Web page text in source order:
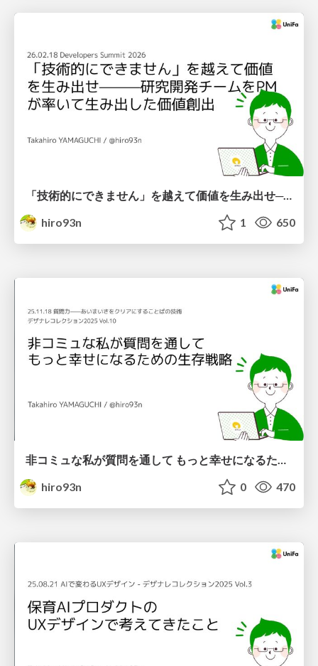
「技術的にできません」を越えて価値を生み出せ──研究開発チームをPMが率いて生み出した価値創出
hiro93n
1 650
非コミュな私が質問を通して もっと幸せになるための生存戦略 / hicommu-sitsumon-senryaku
hiro93n
0 470